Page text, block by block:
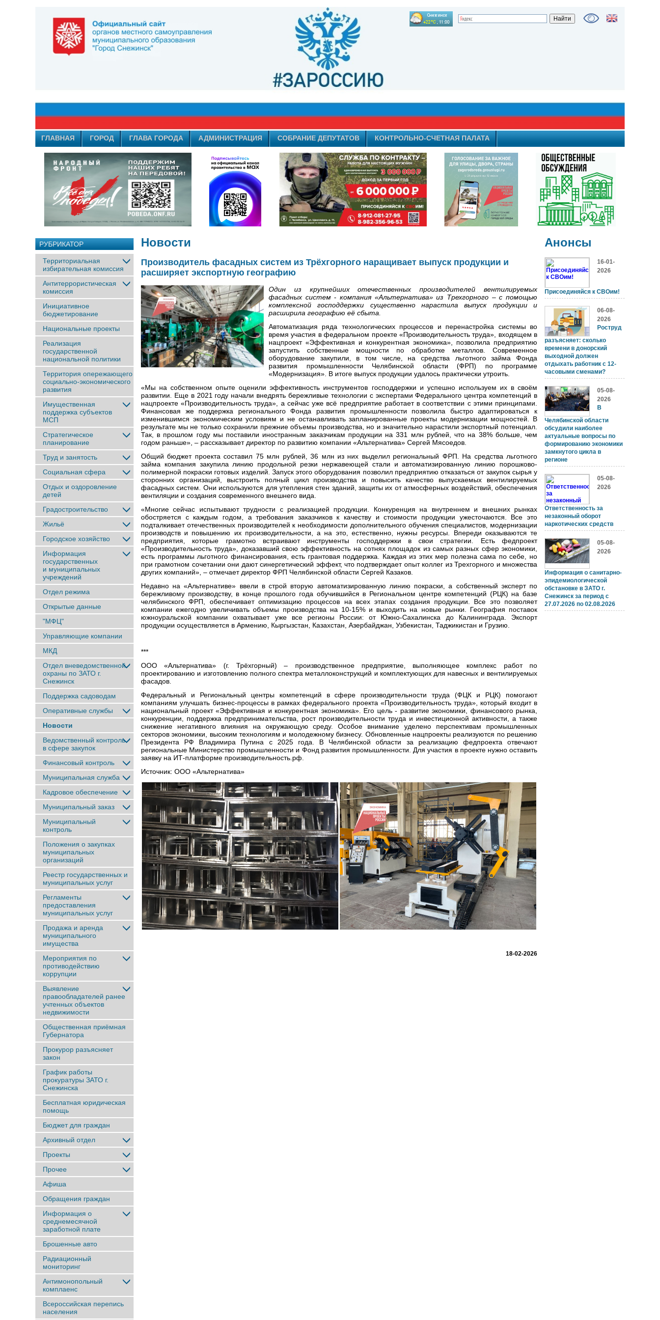
ГЛАВНАЯ ГОРОД ГЛАВА ГОРОДА АДМИНИСТРАЦИЯ СОБРАНИЕ ДЕПУТАТОВ КОНТРОЛЬНО-СЧЕТНАЯ ПАЛАТА
РУБРИКАТОР
Территориальная
избирательная комиссия
Антитеррористическая
комиссия
Инициативное
бюджетирование
Национальные проекты
Реализация
государственной
национальной политики
Территория опережающего
социально-экономического
развития
Имущественная
поддержка субъектов
МСП
Стратегическое
планирование
Труд и занятость
Социальная сфера
Отдых и оздоровление
детей
Градостроительство
Жильё
Городское хозяйство
Информация
государственных
и муниципальных
учреждений
Отдел режима
Открытые данные
"МФЦ"
Управляющие компании
МКД
Отдел вневедомственной
охраны по ЗАТО г.
Снежинск
Поддержка садоводам
Оперативные службы
Новости
Ведомственный контроль
в сфере закупок
Финансовый контроль
Муниципальная служба
Кадровое обеспечение
Муниципальный заказ
Муниципальный
контроль
Положения о закупках
муниципальных
организаций
Реестр государственных и
муниципальных услуг
Регламенты
предоставления
муниципальных услуг
Продажа и аренда
муниципального
имущества
Мероприятия по
противодействию
коррупции
Выявление
правообладателей ранее
учтенныx объектов
недвижимости
Общественная приёмная
Губернатора
Прокурор разъясняет
закон
График работы
прокуратуры ЗАТО г.
Снежинска
Бесплатная юридическая
помощь
Бюджет для граждан
Архивный отдел
Проекты
Прочее
Афиша
Обращения граждан
Информация о
среднемесячной
заработной плате
Брошенные авто
Радиационный
мониторинг
Антимонопольный
комплаенс
Всероссийская перепись
населения
Новости
Производитель фасадных систем из Трёхгорного наращивает выпуск продукции и
расширяет экспортную географию
Один из крупнейших отечественных производителей вентилируемых
фасадных систем - компания «Альтернатива» из Трехгорного – с помощью
комплексной господдержки существенно нарастила выпуск продукции и
расширила географию её сбыта.
Автоматизация ряда технологических процессов и перенастройка системы во
время участия в федеральном проекте «Производительность труда», входящем в
нацпроект «Эффективная и конкурентная экономика», позволила предприятию
запустить собственные мощности по обработке металлов. Современное
оборудование закупили, в том числе, на средства льготного займа Фонда
развития промышленности Челябинской области (ФРП) по программе
«Модернизация». В итоге выпуск продукции удалось практически утроить.
«Мы на собственном опыте оценили эффективность инструментов господдержки и успешно используем их в своём
развитии. Еще в 2021 году начали внедрять бережливые технологии с экспертами Федерального центра компетенций в
нацпроекте «Производительность труда», а сейчас уже всё предприятие работает в соответствии с этими принципами.
Финансовая же поддержка регионального Фонда развития промышленности позволила быстро адаптироваться к
изменившимся экономическим условиям и не останавливать запланированные проекты модернизации мощностей. В
результате мы не только сохранили прежние объемы производства, но и значительно нарастили экспортный потенциал.
Так, в прошлом году мы поставили иностранным заказчикам продукции на 331 млн рублей, что на 38% больше, чем
годом раньше», – рассказывает директор по развитию компании «Альтернатива» Сергей Мясоедов.
Общий бюджет проекта составил 75 млн рублей, 36 млн из них выделил региональный ФРП. На средства льготного
займа компания закупила линию продольной резки нержавеющей стали и автоматизированную линию порошково-
полимерной покраски готовых изделий. Запуск этого оборудования позволил предприятию отказаться от закупок сырья у
сторонних организаций, выстроить полный цикл производства и повысить качество выпускаемых вентилируемых
фасадных систем. Они используются для утепления стен зданий, защиты их от атмосферных воздействий, обеспечения
вентиляции и создания современного внешнего вида.
«Многие сейчас испытывают трудности с реализацией продукции. Конкуренция на внутреннем и внешних рынках
обостряется с каждым годом, а требования заказчиков к качеству и стоимости продукции ужесточаются. Все это
подталкивает отечественных производителей к необходимости дополнительного обучения специалистов, модернизации
производств и повышению их производительности, а на это, естественно, нужны ресурсы. Впереди оказываются те
предприятия, которые грамотно встраивают инструменты господдержки в свои стратегии. Есть федпроект
«Производительность труда», доказавший свою эффективность на сотнях площадок из самых разных сфер экономики,
есть программы льготного финансирования, есть грантовая поддержка. Каждая из этих мер полезна сама по себе, но
при грамотном сочетании они дают синергетический эффект, что подтверждает опыт коллег из Трехгорного и множества
других компаний», – отмечает директор ФРП Челябинской области Сергей Казаков.
Недавно на «Альтернативе» ввели в строй вторую автоматизированную линию покраски, а собственный эксперт по
бережливому производству, в конце прошлого года обучившийся в Региональном центре компетенций (РЦК) на базе
челябинского ФРП, обеспечивает оптимизацию процессов на всех этапах создания продукции. Все это позволяет
компании ежегодно увеличивать объемы производства на 10-15% и выходить на новые рынки. География поставок
южноуральской компании охватывает уже все регионы России: от Южно-Сахалинска до Калининграда. Экспорт
продукции осуществляется в Армению, Кыргызстан, Казахстан, Азербайджан, Узбекистан, Таджикистан и Грузию.
***
ООО «Альтернатива» (г. Трёхгорный) – производственное предприятие, выполняющее комплекс работ по
проектированию и изготовлению полного спектра металлоконструкций и комплектующих для навесных и вентилируемых
фасадов.
Федеральный и Региональный центры компетенций в сфере производительности труда (ФЦК и РЦК) помогают
компаниям улучшать бизнес-процессы в рамках федерального проекта «Производительность труда», который входит в
национальный проект «Эффективная и конкурентная экономика». Его цель - развитие экономики, финансового рынка,
конкуренции, поддержка предпринимательства, рост производительности труда и инвестиционной активности, а также
снижение негативного влияния на окружающую среду. Особое внимание уделено перспективам промышленных
секторов экономики, высоким технологиям и молодежному бизнесу. Обновленные нацпроекты реализуются по решению
Президента РФ Владимира Путина с 2025 года. В Челябинской области за реализацию федпроекта отвечают
региональные Министерство промышленности и Фонд развития промышленности. Для участия в проекте нужно оставить
заявку на ИТ-платформе производительность.рф.
Источник: ООО «Альтернатива»
18-02-2026
Анонсы
16-01-
2026
Присоединяйся к СВОим!
06-08-
2026
Роструд
разъясняет: сколько
времени в донорский
выходной должен
отдыхать работник с 12-
часовыми сменами?
05-08-
2026
В
Челябинской области
обсудили наиболее
актуальные вопросы по
формированию экономики
замкнутого цикла в
регионе
05-08-
2026
Ответственность за
незаконный оборот
наркотических средств
05-08-
2026
Информация о санитарно-
эпидемиологической
обстановке в ЗАТО г.
Снежинск за период с
27.07.2026 по 02.08.2026